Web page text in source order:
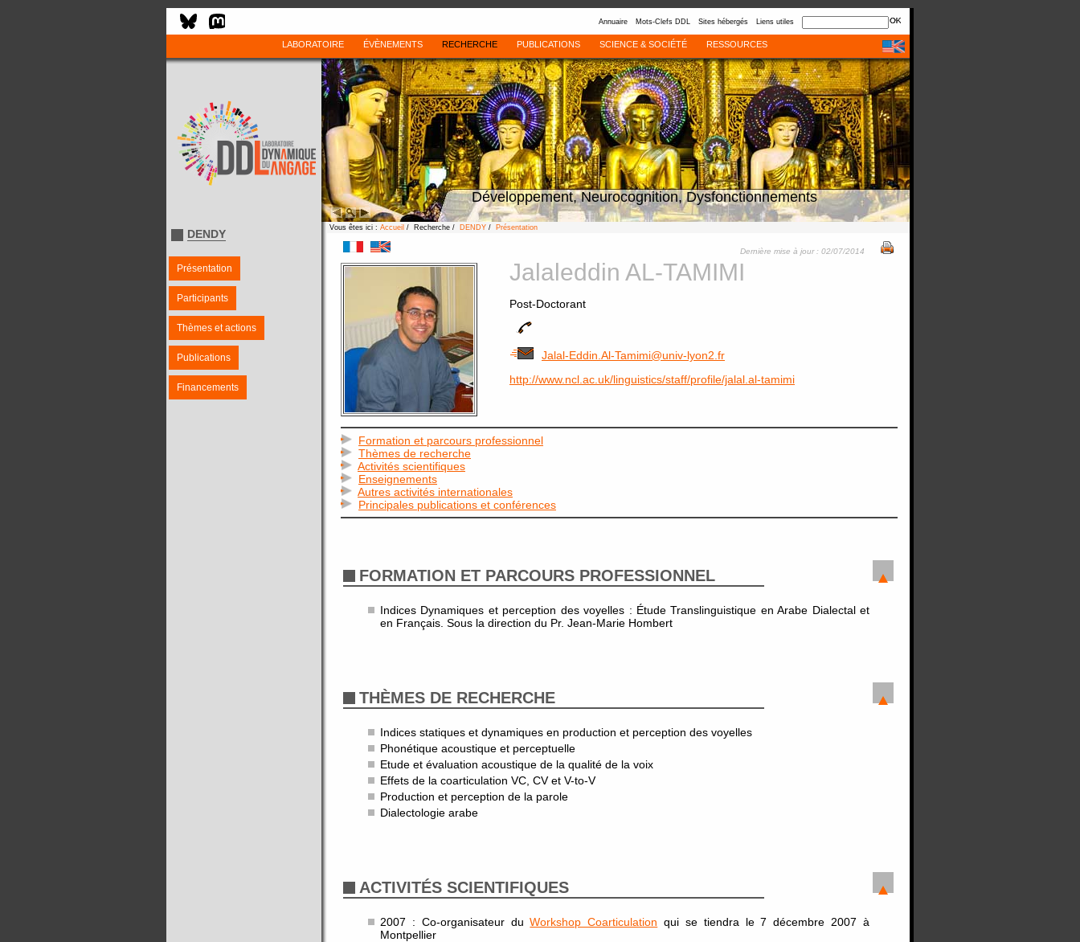
Annuaire Mots-Clefs DDL Sites hébergés Liens utiles
LABORATOIRE ÉVÈNEMENTS RECHERCHE PUBLICATIONS SCIENCE & SOCIÉTÉ RESSOURCES
Développement, Neurocognition, Dysfonctionnements
DENDY
Présentation
Participants
Thèmes et actions
Publications
Financements
Vous êtes ici : Accueil / Recherche / DENDY / Présentation
Dernière mise à jour : 02/07/2014
Jalaleddin AL-TAMIMI
Post-Doctorant
Jalal-Eddin.Al-Tamimi@univ-lyon2.fr
http://www.ncl.ac.uk/linguistics/staff/profile/jalal.al-tamimi
Formation et parcours professionnel
Thèmes de recherche
Activités scientifiques
Enseignements
Autres activités internationales
Principales publications et conférences
FORMATION ET PARCOURS PROFESSIONNEL
Indices Dynamiques et perception des voyelles : Étude Translinguistique en Arabe Dialectal et
en Français. Sous la direction du Pr. Jean-Marie Hombert
THÈMES DE RECHERCHE
Indices statiques et dynamiques en production et perception des voyelles
Phonétique acoustique et perceptuelle
Etude et évaluation acoustique de la qualité de la voix
Effets de la coarticulation VC, CV et V-to-V
Production et perception de la parole
Dialectologie arabe
ACTIVITÉS SCIENTIFIQUES
2007 : Co-organisateur duWorkshop Coarticulation qui se tiendra le 7 décembre 2007 à
Montpellier